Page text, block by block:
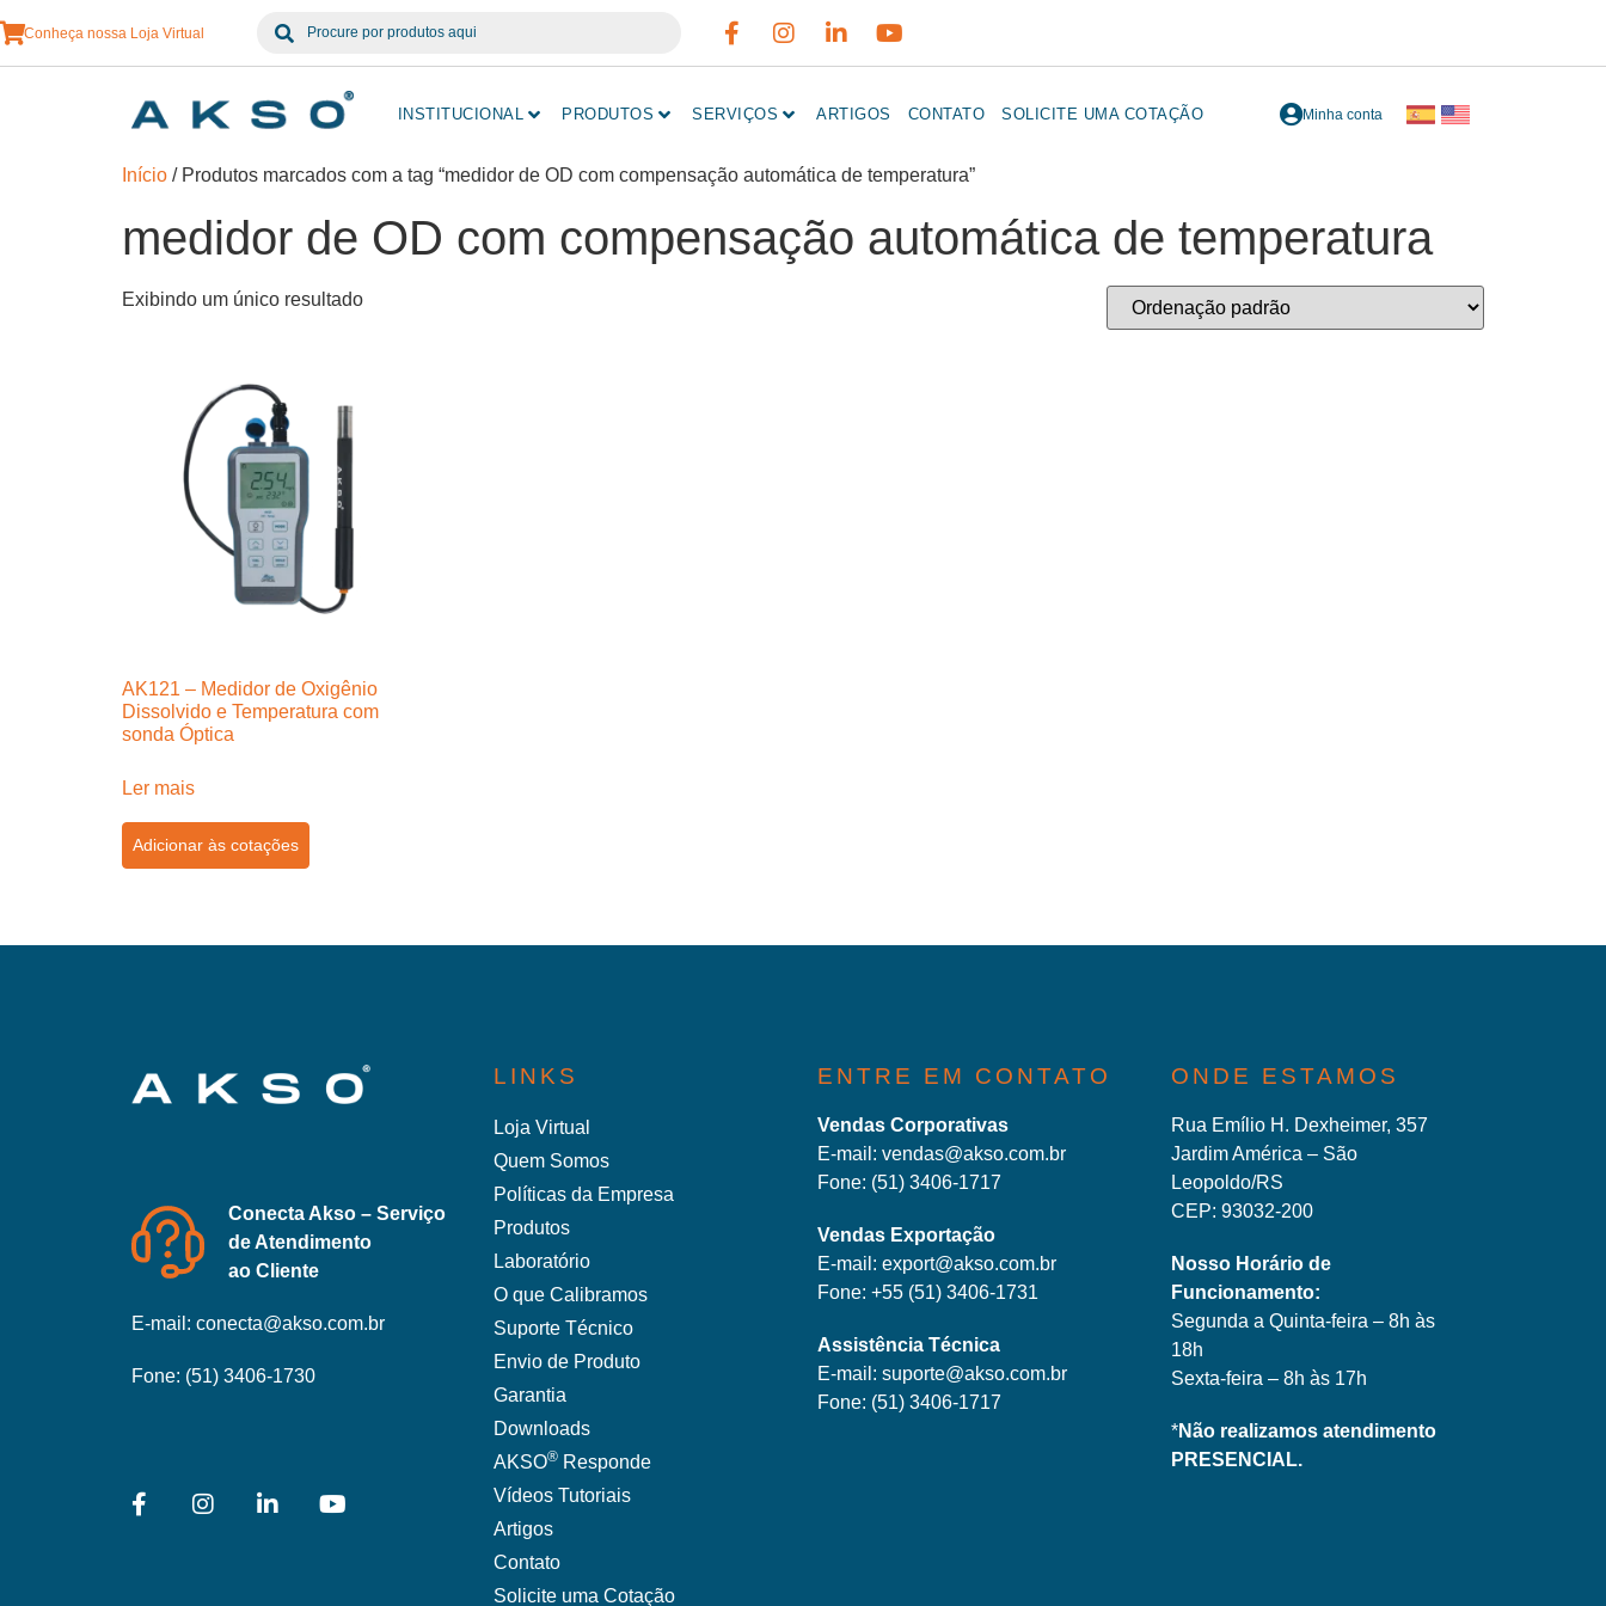
Conheça nossa Loja Virtual
INSTITUCIONAL PRODUTOS SERVIÇOS ARTIGOS CONTATO SOLICITE UMA COTAÇÃO Minha conta
Início / Produtos marcados com a tag “medidor de OD com compensação automática de temperatura”
medidor de OD com compensação automática de temperatura
Exibindo um único resultado
AK121 – Medidor de Oxigênio
Dissolvido e Temperatura com
sonda Óptica
Ler mais
Adicionar às cotações
Conecta Akso – Serviço
de Atendimento
ao Cliente
E-mail: conecta@akso.com.br
Fone: (51) 3406-1730
LINKS
Loja Virtual
Quem Somos
Políticas da Empresa
Produtos
Laboratório
O que Calibramos
Suporte Técnico
Envio de Produto
Garantia
Downloads
AKSO® Responde
Vídeos Tutoriais
Artigos
Contato
Solicite uma Cotação
ENTRE EM CONTATO
Vendas Corporativas
E-mail:vendas@akso.com.br
Fone: (51) 3406-1717
Vendas Exportação
E-mail:export@akso.com.br
Fone:+55 (51) 3406-1731
Assistência Técnica
E-mail:suporte@akso.com.br
Fone: (51) 3406-1717
ONDE ESTAMOS
Rua Emílio H. Dexheimer, 357
Jardim América – São
Leopoldo/RS
CEP: 93032-200
Nosso Horário de
Funcionamento:
Segunda a Quinta-feira – 8h às
18h
Sexta-feira – 8h às 17h
*Não realizamos atendimento
PRESENCIAL.